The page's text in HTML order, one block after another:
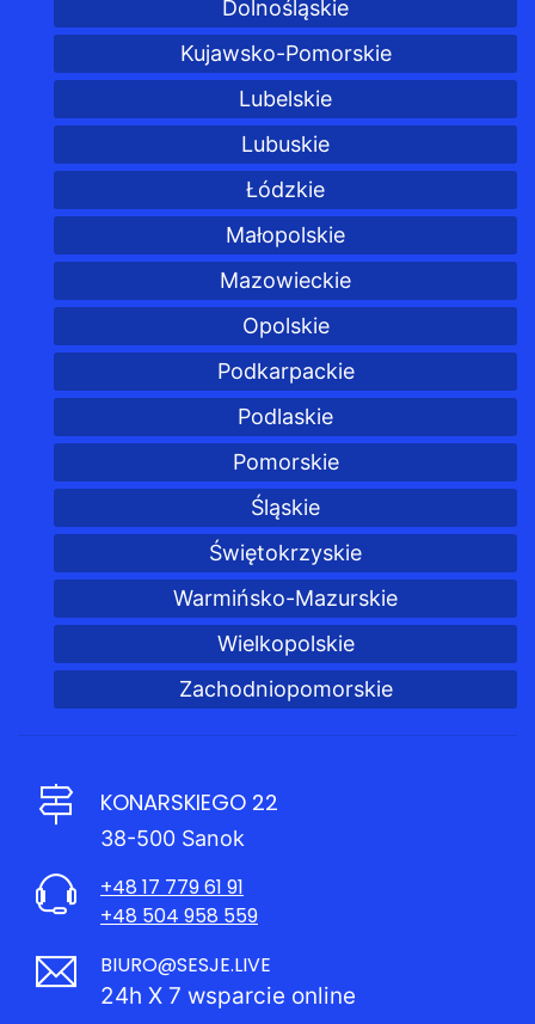
Dolnośląskie
Kujawsko-Pomorskie
Lubelskie
Lubuskie
Łódzkie
Małopolskie
Mazowieckie
Opolskie
Podkarpackie
Podlaskie
Pomorskie
Śląskie
Świętokrzyskie
Warmińsko-Mazurskie
Wielkopolskie
Zachodniopomorskie
KONARSKIEGO 22
38-500 Sanok
+48 17 779 61 91
+48 504 958 559
BIURO@SESJE.LIVE
24h X 7 wsparcie online